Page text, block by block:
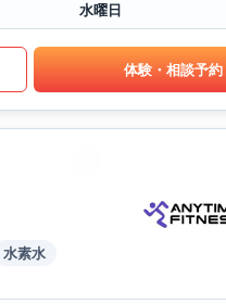
水曜日
体験・相談予約
水素水